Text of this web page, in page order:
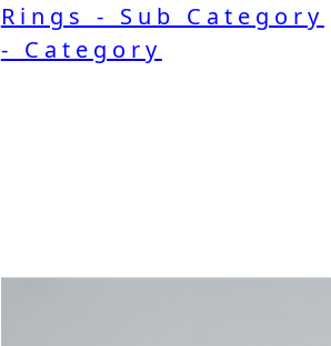
Rings - Sub Category
- Category